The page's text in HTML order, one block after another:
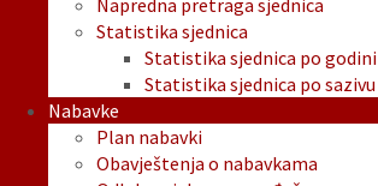
Napredna pretraga sjednica
Statistika sjednica
Statistika sjednica po godini
Statistika sjednica po sazivu
Nabavke
Plan nabavki
Obavještenja o nabavkama